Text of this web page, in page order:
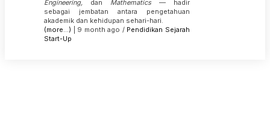
Engineering, dan Mathematics — hadir
sebagai jembatan antara pengetahuan
akademik dan kehidupan sehari-hari.
(more…) | 9 month ago / Pendidikan Sejarah
Start-Up